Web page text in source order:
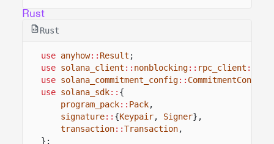
Rust
Rust
use anyhow:: Result ;
use solana_client :: nonblocking:: rpc_client ::
use solana_commitment_config:: CommitmentConfig
use solana_sdk:: {
program_pack:: Pack,
signature:: {Keypair, Signer},
transaction::Transaction,
};